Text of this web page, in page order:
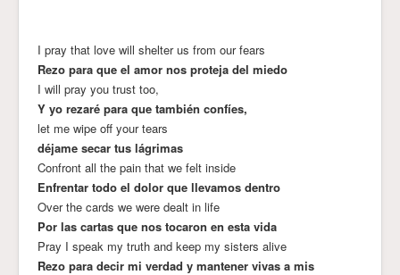
I pray that love will shelter us from our fears
Rezo para que el amor nos proteja del miedo
I will pray you trust too,
Y yo rezaré para que también confíes,
let me wipe off your tears
déjame secar tus lágrimas
Confront all the pain that we felt inside
Enfrentar todo el dolor que llevamos dentro
Over the cards we were dealt in life
Por las cartas que nos tocaron en esta vida
Pray I speak my truth and keep my sisters alive
Rezo para decir mi verdad y mantener vivas a mis